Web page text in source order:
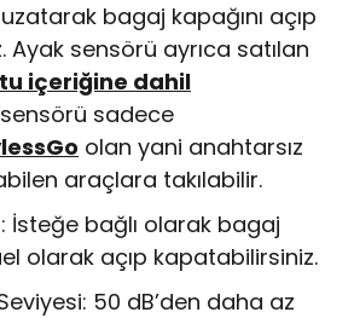
bagaj kapağını açıp
sensörü ayrıca satılan
içeriğine dahil
sadece
olan yani anahtarsız
araçlara takılabilir.
İsteğe bağlı olarak bagaj
olarak açıp kapatabilirsiniz.
50 dB’den daha az